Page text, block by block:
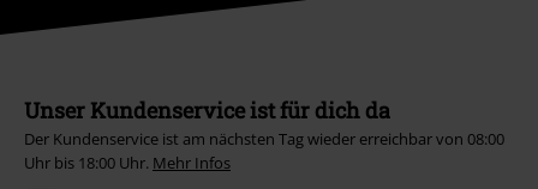
Unser Kundenservice ist für dich da
Der Kundenservice ist am nächsten Tag wieder erreichbar von 08:00
Uhr bis 18:00 Uhr. Mehr Infos